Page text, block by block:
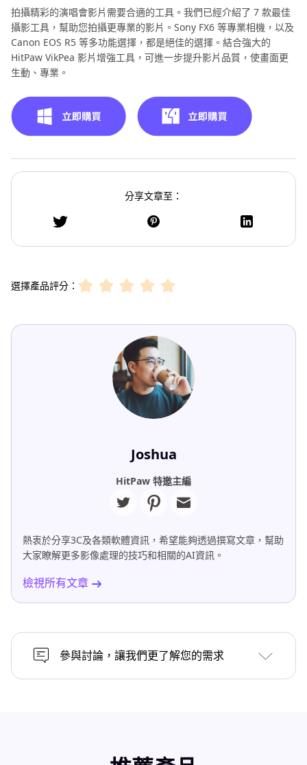
拍攝精彩的演唱會影片需要合適的工具。我們已經介紹了 7 款最佳
攝影工具，幫助您拍攝更專業的影片。Sony FX6 等專業相機，以及
Canon EOS R5 等多功能選擇，都是絕佳的選擇。結合強大的
HitPaw VikPea 影片增強工具，可進一步提升影片品質，使畫面更
生動、專業。
分享文章至：
選擇產品評分：
Joshua
HitPaw 特邀主編
熱衷於分享3C及各類軟體資訊，希望能夠透過撰寫文章，幫助
大家瞭解更多影像處理的技巧和相關的AI資訊。
檢視所有文章
參與討論，讓我們更了解您的需求